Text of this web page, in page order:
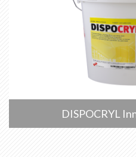
DISPOCRYL